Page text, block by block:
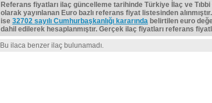
Referans fiyatları ilaç güncelleme tarihinde Türkiye İlaç ve
olarak yayınlanan Euro bazlı referans fiyat listesinden
ise 32702 sayılı Cumhurbaşkanlığı kararında belirtilen euro
dahil edilerek hesaplanmıştır. Gerçek ilaç fiyatları referans
Bu ilaca benzer ilaç bulunamadı.